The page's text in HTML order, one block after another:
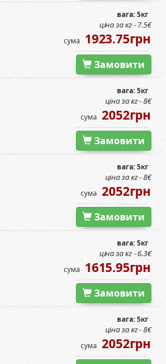
вага: 5кг
ціна за кг - 7.5€
сума 1923.75грн
Замовити
вага: 5кг
ціна за кг - 8€
сума 2052грн
Замовити
вага: 5кг
ціна за кг - 8€
сума 2052грн
Замовити
вага: 5кг
ціна за кг - 6.3€
сума 1615.95грн
Замовити
вага: 5кг
ціна за кг - 8€
сума 2052грн